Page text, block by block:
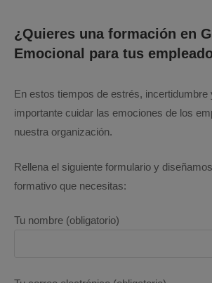
¿Quieres una formación en
Emocional para tus
En estos tiempos de estrés, incertidumbre
importante cuidar las emociones de los
nuestra organización.
Rellena el siguiente formulario y
formativo que necesitas:
Tu nombre (obligatorio)